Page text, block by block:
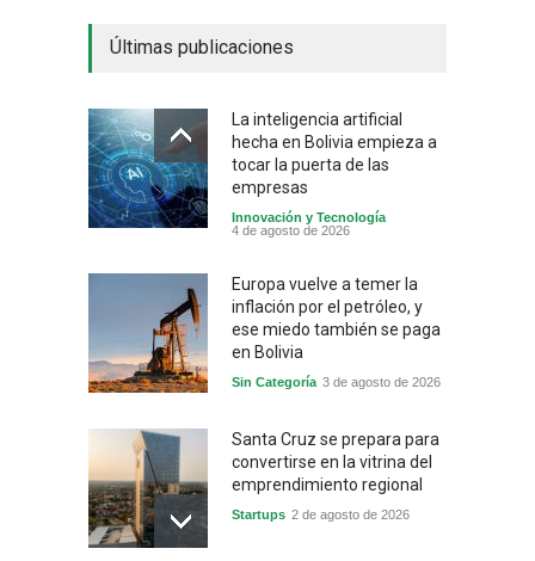
Últimas publicaciones
La inteligencia artificial
hecha en Bolivia empieza a
tocar la puerta de las
empresas
Innovación y Tecnología
4 de agosto de 2026
Europa vuelve a temer la
inflación por el petróleo, y
ese miedo también se paga
en Bolivia
Sin Categoría 3 de agosto de 2026
Santa Cruz se prepara para
convertirse en la vitrina del
emprendimiento regional
Startups 2 de agosto de 2026